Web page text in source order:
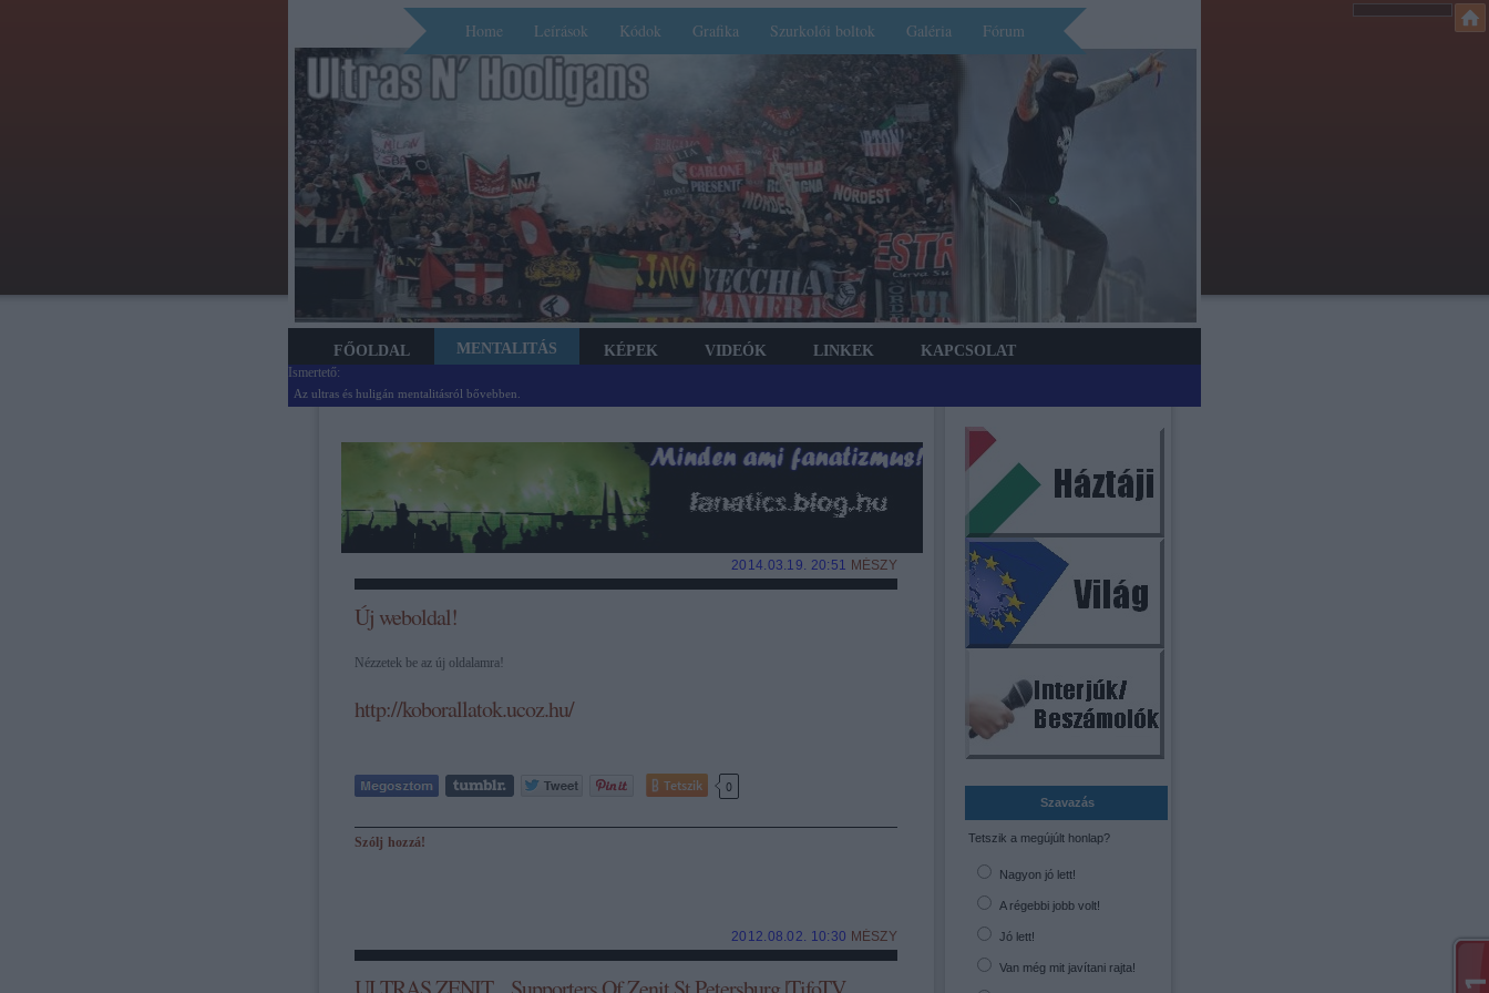
Home Leírások Kódok Grafika Szurkolói boltok Galéria Fórum
FŐOLDAL MENTALITÁS KÉPEK VIDEÓK LINKEK KAPCSOLAT
Ismertető:
Az ultras és huligán mentalitásról bővebben.
Szavazás
Tetszik a megújúlt honlap?
Nagyon jó lett!
A régebbi jobb volt!
Jó lett!
Van még mit javítani rajta!
2014.03.19. 20:51 MÉSZY
Új weboldal!
Nézzetek be az új oldalamra!
http://koborallatok.ucoz.hu/
Tetszik 0
Szólj hozzá!
2012.08.02. 10:30 MÉSZY